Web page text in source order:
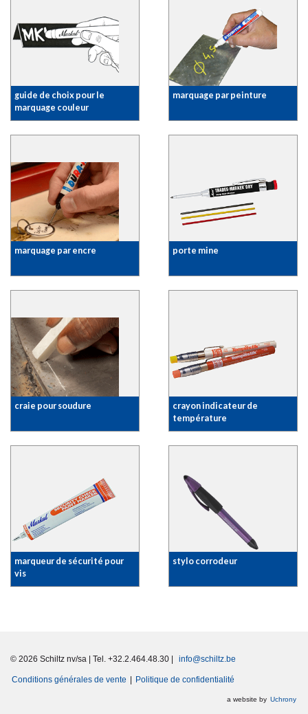
guide de choix pour le
marquage couleur
marquage par peinture
marquage par encre porte mine
craie pour soudure
crayon indicateur de
température
marqueur de sécurité pour
vis
stylo corrodeur
© 2026 Schiltz nv/sa | Tel. +32.2.464.48.30 | info@schiltz.be
Conditions générales de vente | Politique de confidentialité
a website by Uchrony